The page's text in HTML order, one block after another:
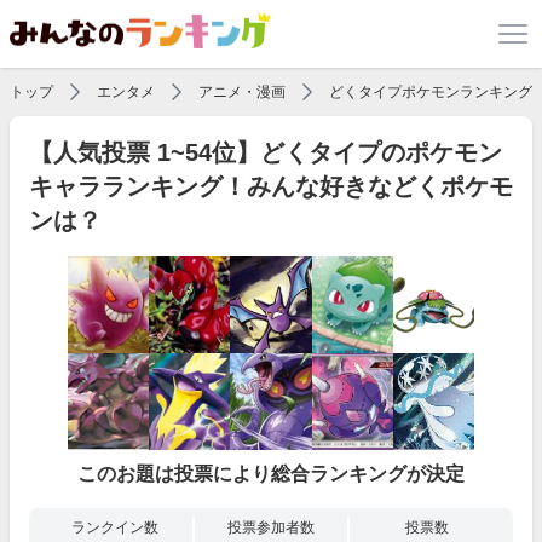
トップ エンタメ アニメ・漫画 どくタイプポケモンランキング
【人気投票 1~54位】どくタイプのポケモン
キャラランキング！みんな好きなどくポケモ
ンは？
このお題は投票により総合ランキングが決定
ランクイン数 投票参加者数 投票数